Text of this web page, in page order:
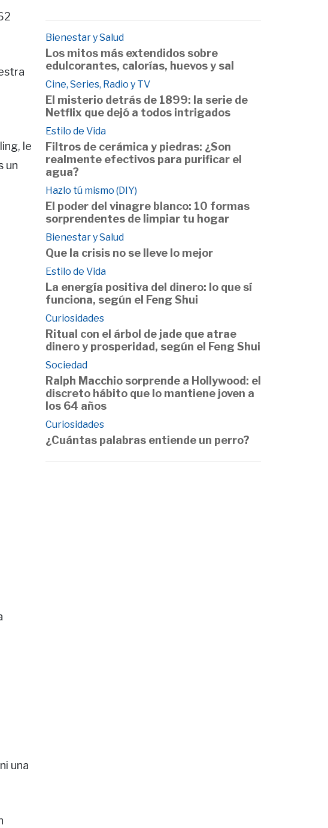
le
un
una
Bienestar y Salud
Los mitos más extendidos sobre
edulcorantes, calorías, huevos y sal
Cine, Series, Radio y TV
El misterio detrás de 1899: la serie de
Netflix que dejó a todos intrigados
Estilo de Vida
Filtros de cerámica y piedras: ¿Son
realmente efectivos para purificar el
agua?
Hazlo tú mismo (DIY)
El poder del vinagre blanco: 10 formas
sorprendentes de limpiar tu hogar
Bienestar y Salud
Que la crisis no se lleve lo mejor
Estilo de Vida
La energía positiva del dinero: lo que sí
funciona, según el Feng Shui
Curiosidades
Ritual con el árbol de jade que atrae
dinero y prosperidad, según el Feng Shui
Sociedad
Ralph Macchio sorprende a Hollywood: el
discreto hábito que lo mantiene joven a
los 64 años
Curiosidades
¿Cuántas palabras entiende un perro?